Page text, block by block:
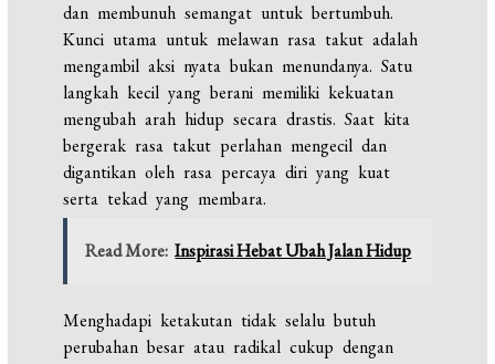
dan membunuh semangat untuk bertumbuh.
Kunci utama untuk melawan rasa takut adalah
mengambil aksi nyata bukan menundanya. Satu
langkah kecil yang berani memiliki kekuatan
mengubah arah hidup secara drastis. Saat kita
bergerak rasa takut perlahan mengecil dan
digantikan oleh rasa percaya diri yang kuat
serta tekad yang membara.
Read More: Inspirasi Hebat Ubah Jalan Hidup
Menghadapi ketakutan tidak selalu butuh
perubahan besar atau radikal cukup dengan